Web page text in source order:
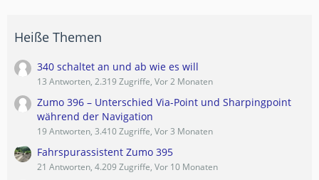
Heiße Themen
340 schaltet an und ab wie es will
13 Antworten, 2.319 Zugriffe, Vor 2 Monaten
Zumo 396 – Unterschied Via-Point und Sharpingpoint
während der Navigation
19 Antworten, 3.410 Zugriffe, Vor 3 Monaten
Fahrspurassistent Zumo 395
21 Antworten, 4.209 Zugriffe, Vor 10 Monaten